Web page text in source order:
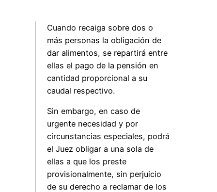
Cuando recaiga sobre dos o
más personas la obligación de
dar alimentos, se repartirá entre
ellas el pago de la pensión en
cantidad proporcional a su
caudal respectivo.
Sin embargo, en caso de
urgente necesidad y por
circunstancias especiales, podrá
el Juez obligar a una sola de
ellas a que los preste
provisionalmente, sin perjuicio
de su derecho a reclamar de los